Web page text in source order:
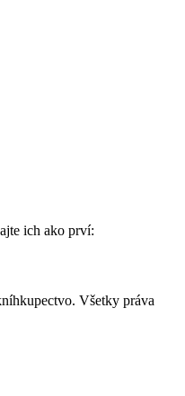
ich ako prví:
Všetky práva